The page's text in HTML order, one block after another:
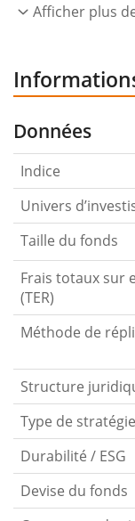
Afficher plus
Données
Indice
Univers
Taille du fonds
Frais totaux sur
(TER)
Méthode de
Structure
Type de stratégie
Durabilité / ESG
Devise du fonds